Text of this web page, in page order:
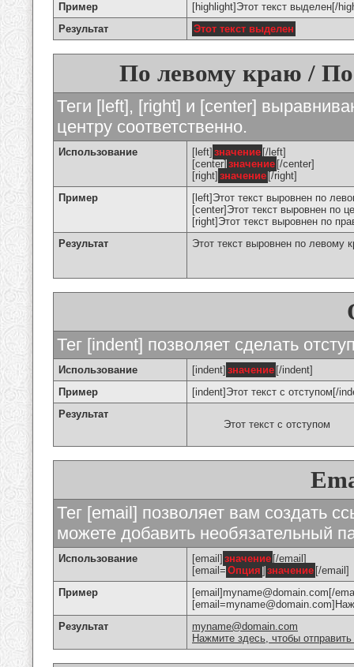
Пример
[highlight]Этот текст выделен[/
Результат
Этот текст выделен
По левому краю /
Теги [left], [right] и [center]
центру соответственно.
Использование [left] значение [/left]
[center] значение [/center]
[right] значение [/right]
Пример
[left]Этот текст выровнен по
[center]Этот текст выровнен по
[right]Этот текст выровнен по
Результат
Этот текст выровнен по левому
Тег [indent] позволяет сделать
Использование [indent] значение [/indent]
Пример
[indent]Этот текст с отступом[/
Результат
Этот текст с отступом
Тег [email] позволяет вам создать
можете добавить необязательный
Использование [email] значение [/email]
[email= Опция ] значение [/email]
Пример
[email]myname@domain.com[/
Результат
myname@domain.com
Нажмите здесь, чтобы